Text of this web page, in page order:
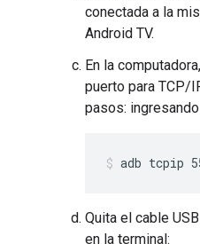
conectada a la
Android TV.
En la
puerto para TCP/
pasos:
adb tcpip
Quita el cable
en la terminal: